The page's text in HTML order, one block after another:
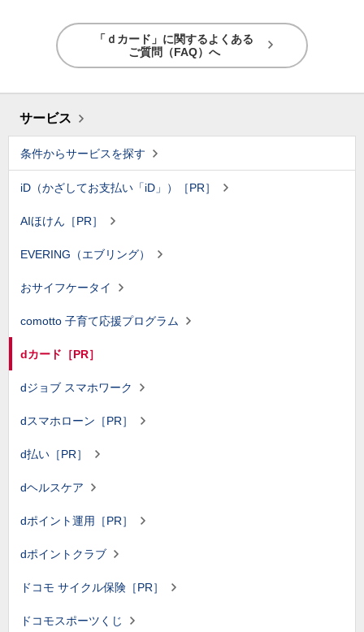
「ｄカード」に関するよくある
ご質問（FAQ）へ
サービス
条件からサービスを探す
iD（かざしてお支払い「iD」）［PR］
AIほけん［PR］
EVERING（エブリング）
おサイフケータイ
comotto 子育て応援プログラム
dカード［PR］
dジョブ スマホワーク
dスマホローン［PR］
d払い［PR］
dヘルスケア
dポイント運用［PR］
dポイントクラブ
ドコモ サイクル保険［PR］
ドコモスポーツくじ